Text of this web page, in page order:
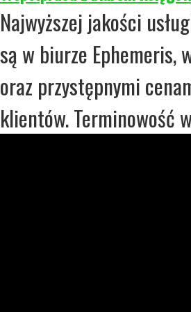
Najwyższej jakości
są w biurze Ephemeris,
oraz przystępnymi
klientów. Terminowość